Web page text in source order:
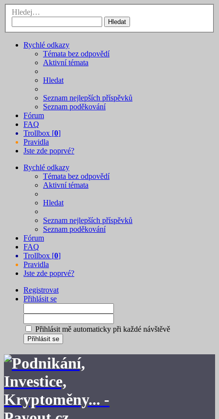
Hledej…
Hledat
Rychlé odkazy
Témata bez odpovědí
Aktivní témata
Hledat
Seznam nejlepších příspěvků
Seznam poděkování
Fórum
FAQ
Trollbox [0]
Pravidla
Jste zde poprvé?
Rychlé odkazy
Témata bez odpovědí
Aktivní témata
Hledat
Seznam nejlepších příspěvků
Seznam poděkování
Fórum
FAQ
Trollbox [0]
Pravidla
Jste zde poprvé?
Registrovat
Přihlásit se
Přihlásit mě automaticky při každé návštěvě